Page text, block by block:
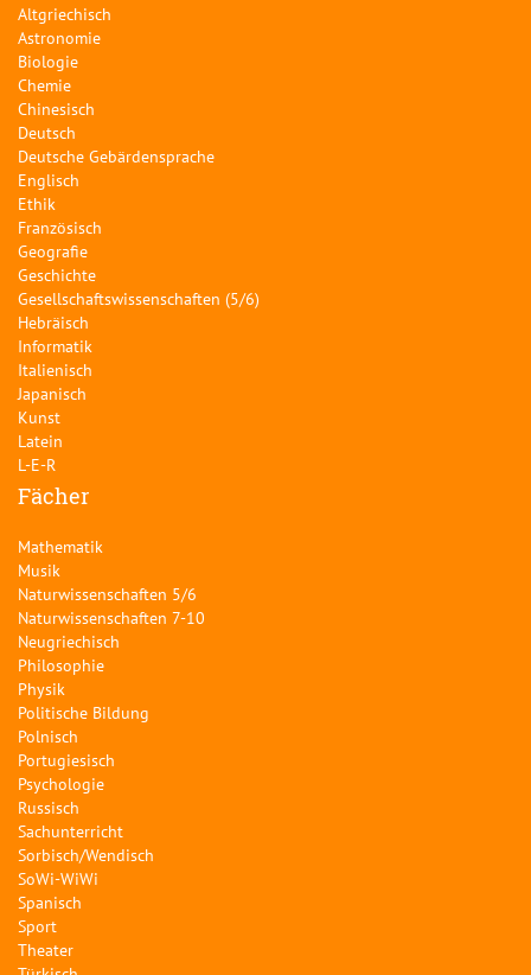
Altgriechisch
Astronomie
Biologie
Chemie
Chinesisch
Deutsch
Deutsche Gebärdensprache
Englisch
Ethik
Französisch
Geografie
Geschichte
Gesellschaftswissenschaften (5/6)
Hebräisch
Informatik
Italienisch
Japanisch
Kunst
Latein
L-E-R
Fächer
Mathematik
Musik
Naturwissenschaften 5/6
Naturwissenschaften 7-10
Neugriechisch
Philosophie
Physik
Politische Bildung
Polnisch
Portugiesisch
Psychologie
Russisch
Sachunterricht
Sorbisch/Wendisch
SoWi-WiWi
Spanisch
Sport
Theater